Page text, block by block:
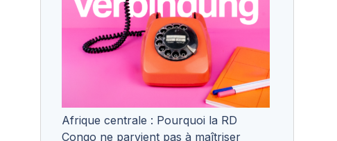
Afrique centrale : Pourquoi la RD
Congo ne parvient pas à maîtriser